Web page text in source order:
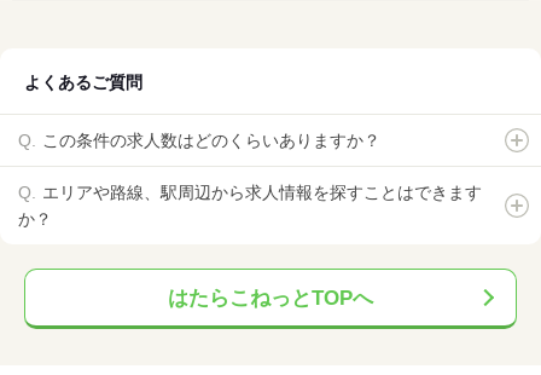
よくあるご質問
この条件の求人数はどのくらいありますか？
エリアや路線、駅周辺から求人情報を探すことはできます
か？
はたらこねっとTOPへ